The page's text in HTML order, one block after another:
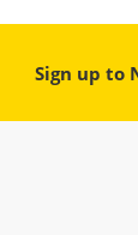
Sign up to